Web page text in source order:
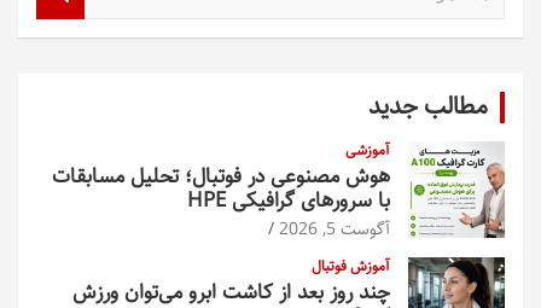
مطالب جدید
آموزشی
هوش مصنوعی در فوتبال؛ تحلیل مسابقات
با سرورهای گرافیکی HPE
آگوست 5, 2026
آموزش فوتبال
چند روز بعد از کاشت ابرو می‌توان ورزش